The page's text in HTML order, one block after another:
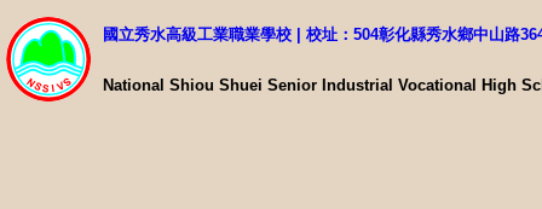
國立秀水高級工業職業學校 | 校址：504彰化縣秀水鄉中山路
National Shiou Shuei Senior Industrial Vocational High